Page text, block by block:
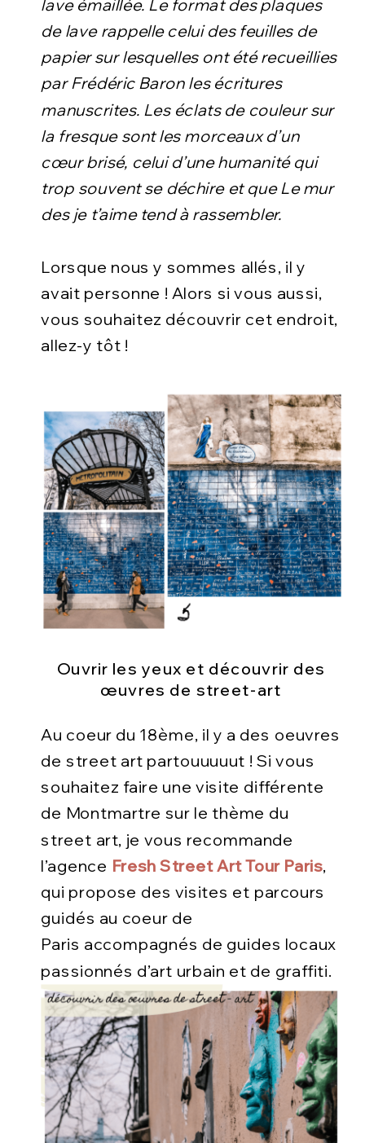
lave émaillée. Le format des plaques
de lave rappelle celui des feuilles de
papier sur lesquelles ont été recueillies
par Frédéric Baron les écritures
manuscrites. Les éclats de couleur sur
la fresque sont les morceaux d’un
cœur brisé, celui d’une humanité qui
trop souvent se déchire et que Le mur
des je t’aime tend à rassembler.
Lorsque nous y sommes allés, il y
avait personne ! Alors si vous aussi,
vous souhaitez découvrir cet endroit,
allez-y tôt !
Ouvrir les yeux et découvrir des
œuvres de street-art
Au coeur du 18ème, il y a des oeuvres
de street art partouuuuut ! Si vous
souhaitez faire une visite différente
de Montmartre sur le thème du
street art, je vous recommande
l’agence Fresh Street Art Tour Paris,
qui propose des visites et parcours
guidés au coeur de
Paris accompagnés de guides locaux
passionnés d’art urbain et de graffiti.